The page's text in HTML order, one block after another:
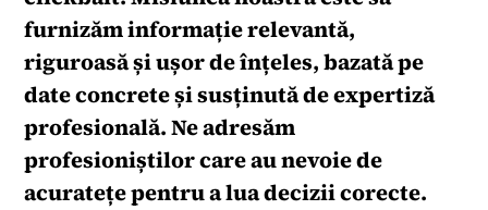
furnizăm informație relevantă,
riguroasă și ușor de înțeles, bazată pe
date concrete și susținută de expertiză
profesională. Ne adresăm
profesioniștilor care au nevoie de
acuratețe pentru a lua decizii corecte.